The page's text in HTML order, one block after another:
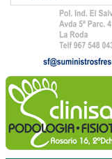
Maratón: 9:00
½ Maratón: 9:30
Recogida de dorsales:
Maratón:
- Sábado 25 de